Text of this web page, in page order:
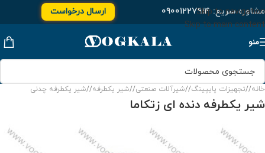
Skip to navigation
Skip to main content
مشاوره سریع:۰۹۰۰۱۲۲۷۹۱۴ ارسال درخواست
منو
خانه/ تجهیزات پایپینگ/ شیرآلات صنعتی/ شیر یکطرفه/ شیر یکطرفه چدنی
شیر یکطرفه دنده ای زتکاما